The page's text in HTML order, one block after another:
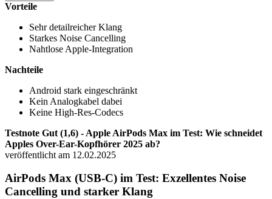
Vorteile
Sehr detailreicher Klang
Starkes Noise Cancelling
Nahtlose Apple-Integration
Nachteile
Android stark eingeschränkt
Kein Analogkabel dabei
Keine High-Res-Codecs
Testnote Gut (1,6) - Apple AirPods Max im Test: Wie schneidet
Apples Over-Ear-Kopfhörer 2025 ab?
veröffentlicht am 12.02.2025
AirPods Max (USB-C) im Test: Exzellentes Noise
Cancelling und starker Klang